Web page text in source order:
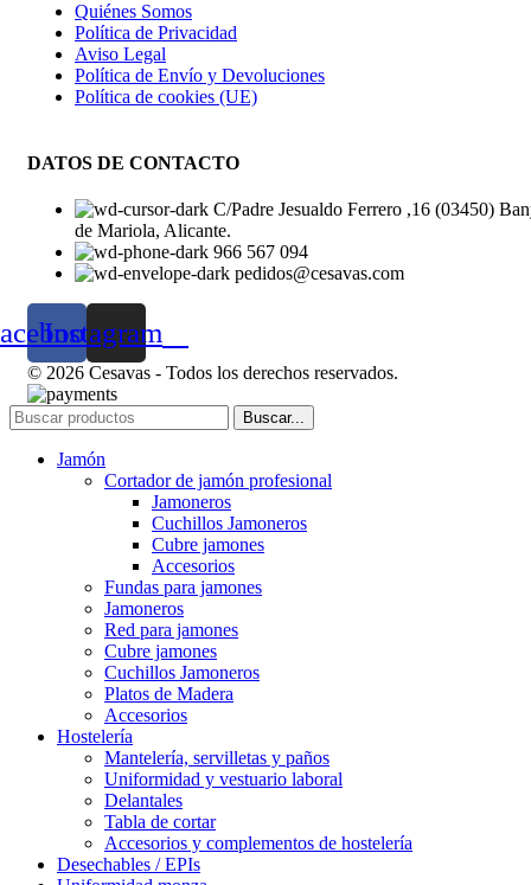
Quiénes Somos
Política de Privacidad
Aviso Legal
Política de Envío y Devoluciones
Política de cookies (UE)
DATOS DE CONTACTO
C/Padre Jesualdo Ferrero ,16 (03450)
de Mariola, Alicante.
966 567 094
pedidos@cesavas.com
Instagram
© 2026 Cesavas - Todos los derechos reservados.
Buscar...
Jamón
Cortador de jamón profesional
Jamoneros
Cuchillos Jamoneros
Cubre jamones
Accesorios
Fundas para jamones
Jamoneros
Red para jamones
Cubre jamones
Cuchillos Jamoneros
Platos de Madera
Accesorios
Hostelería
Mantelería, servilletas y paños
Uniformidad y vestuario laboral
Delantales
Tabla de cortar
Accesorios y complementos de hostelería
Desechables / EPIs